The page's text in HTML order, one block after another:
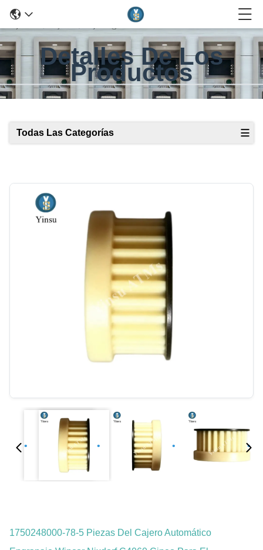
Detalles De Los
Productos
Todas Las Categorías
1750248000-78-5 Piezas Del Cajero Automático